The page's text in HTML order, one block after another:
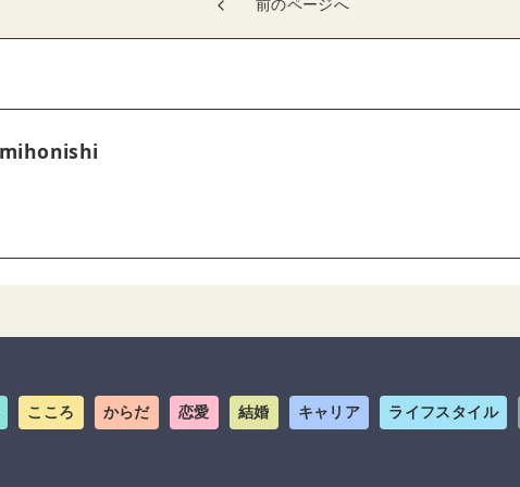
前のページへ
mihonishi
こころ からだ 恋愛 結婚 キャリア ライフスタイル